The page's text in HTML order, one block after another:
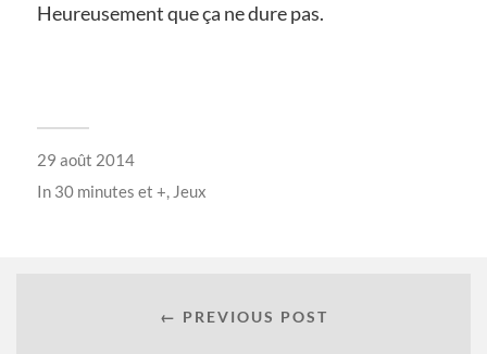
Heureusement que ça ne dure pas.
29 août 2014
In 30 minutes et +, Jeux
← PREVIOUS POST